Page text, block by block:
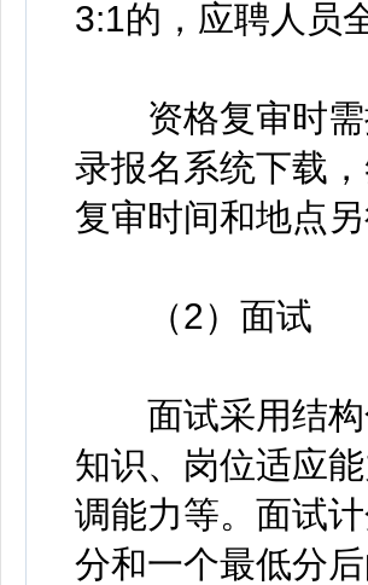
3:1的，应聘人员
资格复审时需
录报名系统下载
复审时间和地点另
（2）面试
面试采用结构
知识、岗位适应
调能力等。面试
分和一个最低分